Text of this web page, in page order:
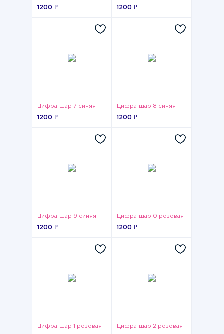
1200 ₽ 1200 ₽
Цифра-шар 7 синяя
1200 ₽
Цифра-шар 8 синяя
1200 ₽
Цифра-шар 9 синяя
1200 ₽
Цифра-шар 0 розовая
1200 ₽
Цифра-шар 1 розовая Цифра-шар 2 розовая